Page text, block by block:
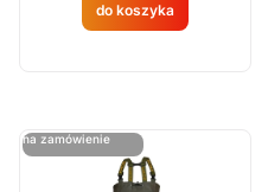
do koszyka
Produkt
na
zamówien
na zamówienie
ostatnie sztuki